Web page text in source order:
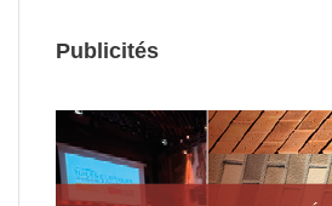
Publicités